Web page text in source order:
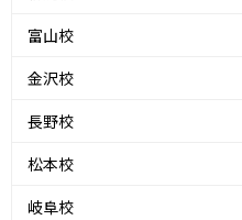
富山校
金沢校
長野校
松本校
岐阜校